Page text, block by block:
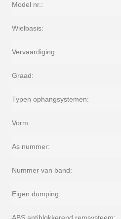
Model nr.:
Wielbasis:
Vervaardiging:
Graad:
Typen ophangsystemen:
Vorm:
As nummer:
Nummer van band:
Eigen dumping: